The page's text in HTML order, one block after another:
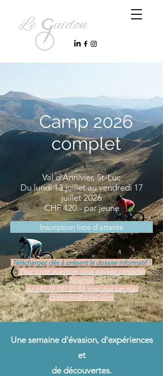
Camp 2026
complet
Val d'Annivier, St-Luc
Du lundi 13 juillet au vendredi 17
juillet 2026
CHF 420.- par jeune
Inscription liste d'attente
Téléchargez dès à présent le dossier informatif !
Pour toute question, vous pouvez contacter
Noemie
au +41 79 787 55 83 ainsi que par mail
campvttjs@gmail.com
Une semaine d'évasion, d'expériences
et
de découvertes.